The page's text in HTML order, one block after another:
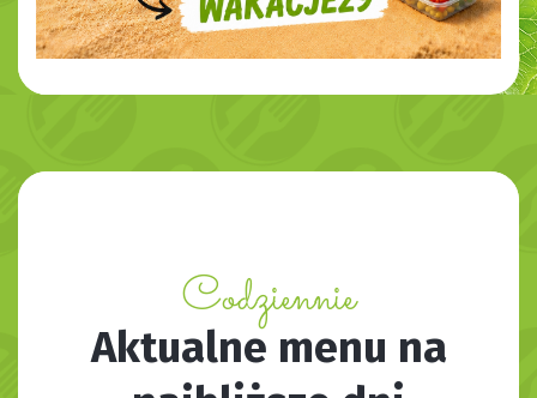
Codziennie
Aktualne menu na